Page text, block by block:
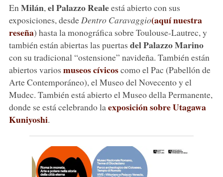
En Milán, el Palazzo Realeestá abierto con sus
exposiciones, desde Dentro Caravaggio(aquí nuestra
reseña) hasta la monográfica sobre Toulouse-Lautrec, y
también están abiertas las puertas del Palazzo Marino
con su tradicional “ostensione” navideña. También están
abiertos varios museos cívicoscomo el Pac (Pabellón de
Arte Contemporáneo), el Museo del Novecento y el
Mudec. También está abierto el Museo della Permanente,
donde se está celebrando la exposición sobre Utagawa
Kuniyoshi.